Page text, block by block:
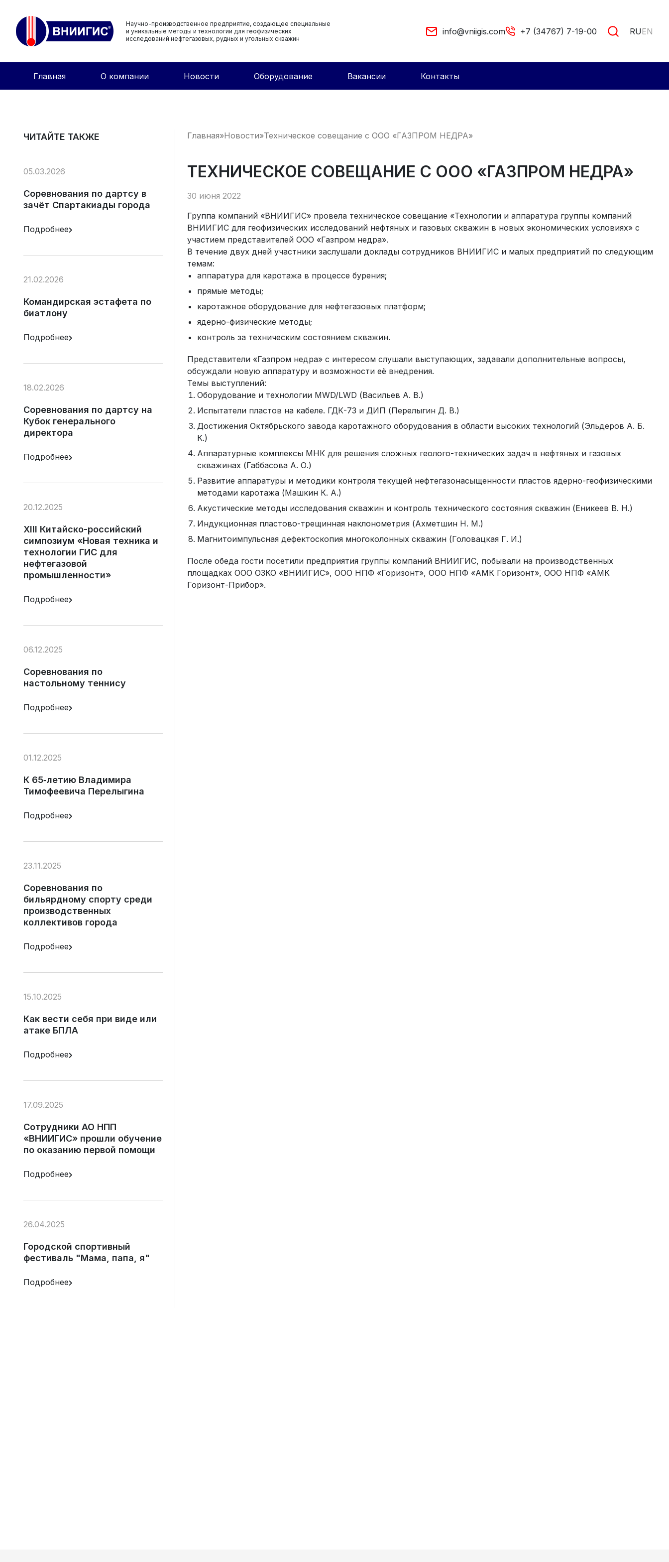
Научно-производственное предприятие, создающее cпециальные
и уникальные методы и технологии для геофизических
исследований нефтегазовых, рудных и угольных скважин
info@vniigis.com +7 (34767) 7-19-00 RUEN
Главная О компании Новости Оборудование Вакансии Контакты
ЧИТАЙТЕ ТАКЖЕ
05.03.2026
Соревнования по дартсу в
зачёт Спартакиады города
Подробнее
21.02.2026
Командирская эстафета по
биатлону
Подробнее
18.02.2026
Соревнования по дартсу на
Кубок генерального
директора
Подробнее
20.12.2025
XIII Китайско-российский
симпозиум «Новая техника и
технологии ГИС для
нефтегазовой
промышленности»
Подробнее
06.12.2025
Соревнования по
настольному теннису
Подробнее
01.12.2025
К 65‑летию Владимира
Тимофеевича Перелыгина
Подробнее
23.11.2025
Соревнования по
бильярдному спорту среди
производственных
коллективов города
Подробнее
15.10.2025
Как вести себя при виде или
атаке БПЛА
Подробнее
17.09.2025
Сотрудники АО НПП
«ВНИИГИС» прошли обучение
по оказанию первой помощи
Подробнее
26.04.2025
Городской спортивный
фестиваль "Мама, папа, я"
Подробнее
Главная»Новости»Техническое совещание с ООО «ГАЗПРОМ НЕДРА»
ТЕХНИЧЕСКОЕ СОВЕЩАНИЕ С ООО «ГАЗПРОМ НЕДРА»
30 июня 2022
Группа компаний «ВНИИГИС» провела техническое совещание «Технологии и аппаратура группы компаний
ВНИИГИС для геофизических исследований нефтяных и газовых скважин в новых экономических условиях» с
участием представителей ООО «Газпром недра».
В течение двух дней участники заслушали доклады сотрудников ВНИИГИС и малых предприятий по следующим
темам:
аппаратура для каротажа в процессе бурения;
прямые методы;
каротажное оборудование для нефтегазовых платформ;
ядерно-физические методы;
контроль за техническим состоянием скважин.
Представители «Газпром недра» с интересом слушали выступающих, задавали дополнительные вопросы,
обсуждали новую аппаратуру и возможности её внедрения.
Темы выступлений:
Оборудование и технологии MWD/LWD (Васильев А. В.)
Испытатели пластов на кабеле. ГДК-73 и ДИП (Перелыгин Д. В.)
Достижения Октябрьского завода каротажного оборудования в области высоких технологий (Эльдеров А. Б.
К.)
Аппаратурные комплексы МНК для решения сложных геолого-технических задач в нефтяных и газовых
скважинах (Габбасова А. О.)
Развитие аппаратуры и методики контроля текущей нефтегазонасыщенности пластов ядерно-геофизическими
методами каротажа (Машкин К. А.)
Акустические методы исследования скважин и контроль технического состояния скважин (Еникеев В. Н.)
Индукционная пластово-трещинная наклонометрия (Ахметшин Н. М.)
Магнитоимпульсная дефектоскопия многоколонных скважин (Головацкая Г. И.)
После обеда гости посетили предприятия группы компаний ВНИИГИС, побывали на производственных
площадках ООО ОЗКО «ВНИИГИС», ООО НПФ «Горизонт», ООО НПФ «АМК Горизонт», ООО НПФ «АМК
Горизонт-Прибор».